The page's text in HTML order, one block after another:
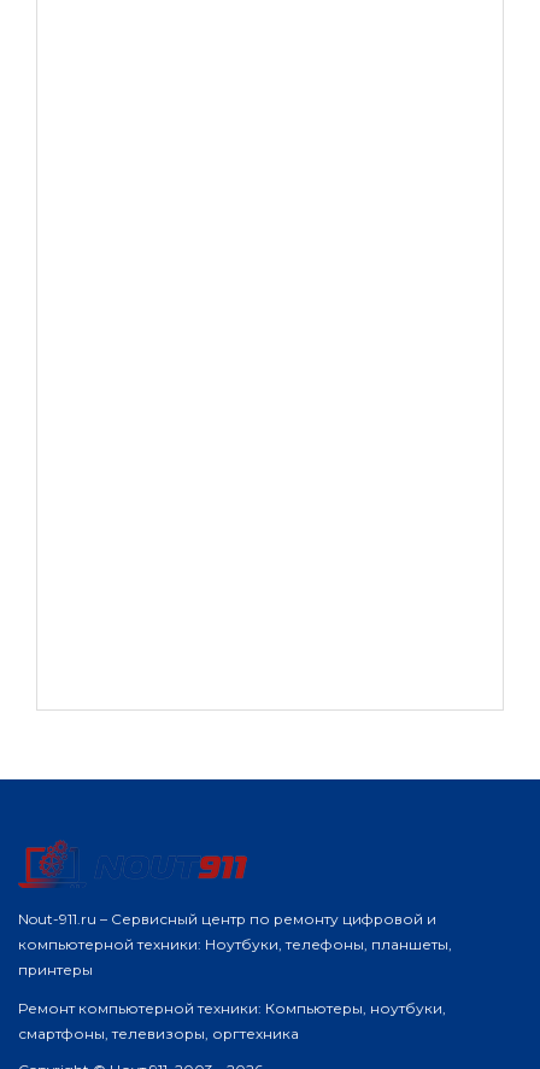
Nout-911.ru – Сервисный центр по ремонту цифровой и
компьютерной техники: Ноутбуки, телефоны, планшеты,
принтеры
Ремонт компьютерной техники: Компьютеры, ноутбуки,
смартфоны, телевизоры, оргтехника